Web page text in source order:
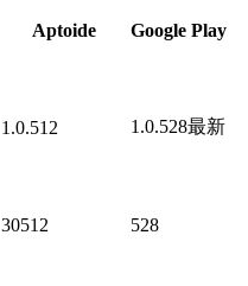
Aptoide
Google Play
1.0.512 1.0.528最新
30512
528